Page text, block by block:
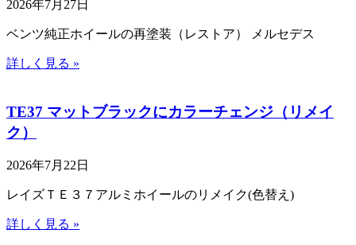
2026年7月27日
ベンツ純正ホイールの再塗装（レストア） メルセデス
詳しく見る »
TE37 マットブラックにカラーチェンジ（リメイ
ク）
2026年7月22日
レイズＴＥ３７アルミホイールのリメイク(色替え)
詳しく見る »